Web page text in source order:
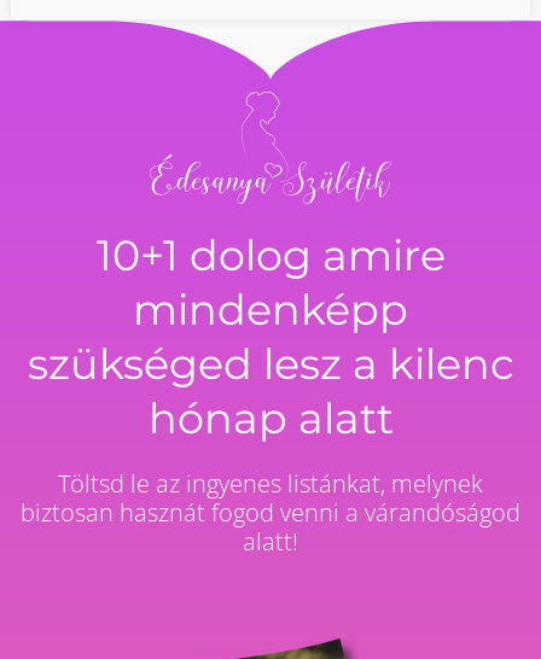
10+1 dolog amire
mindenképp
szükséged lesz a kilenc
hónap alatt
Töltsd le az ingyenes listánkat, melynek
biztosan hasznát fogod venni a várandóságod
alatt!